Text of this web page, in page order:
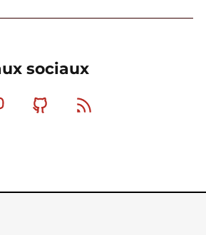
sociaux
MastodonGithub